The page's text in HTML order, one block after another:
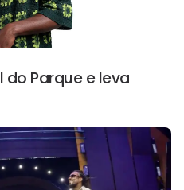
do Parque e leva